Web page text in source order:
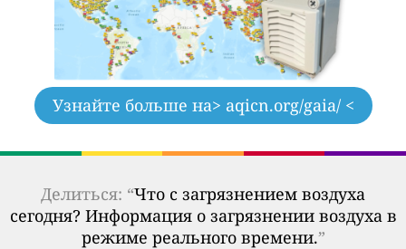
Узнайте больше на> aqicn.org/gaia/ <
Делиться: “Что с загрязнением воздуха
сегодня? Информация о загрязнении воздуха в
режиме реального времени.”